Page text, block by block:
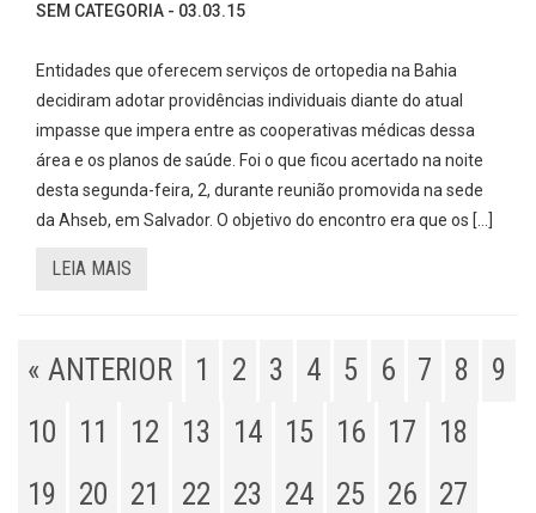
SEM CATEGORIA - 03.03.15
Entidades que oferecem serviços de ortopedia na Bahia
decidiram adotar providências individuais diante do atual
impasse que impera entre as cooperativas médicas dessa
área e os planos de saúde. Foi o que ficou acertado na noite
desta segunda-feira, 2, durante reunião promovida na sede
da Ahseb, em Salvador. O objetivo do encontro era que os […]
LEIA MAIS
« ANTERIOR 1 2 3 4 5 6 7 8
9
10
11 12 13 14 15 16 17
18
19
20 21 22 23 24 25 26
27